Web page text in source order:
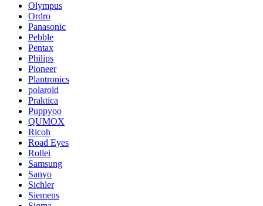
Olympus
Ordro
Panasonic
Pebble
Pentax
Philips
Pioneer
Plantronics
polaroid
Praktica
Puppyoo
QUMOX
Ricoh
Road Eyes
Rollei
Samsung
Sanyo
Sichler
Siemens